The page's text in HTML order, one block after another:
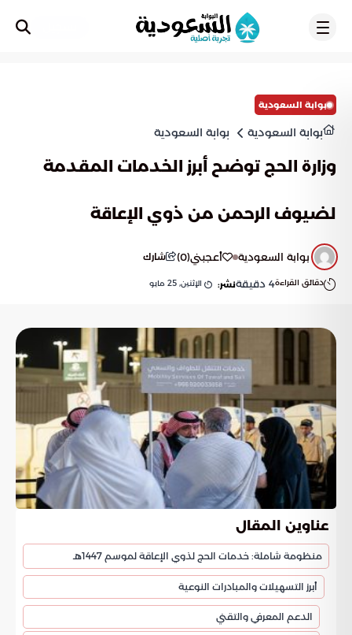
بوابة السعودية
بوابة السعودية بوابة السعودية
وزارة الحج توضح أبرز الخدمات المقدمة
لضيوف الرحمن من ذوي الإعاقة
بوابة السعودية أعجبني(
0
) شارك
دقائق القراءة4 دقيقةنشر: الإثنين, 25 مايو
عناوين المقال
منظومة شاملة: خدمات الحج لذوي الإعاقة لموسم 1447هـ
أبرز التسهيلات والمبادرات النوعية
الدعم المعرفي والتقني